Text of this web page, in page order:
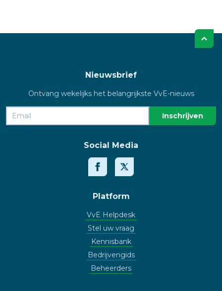
Nieuwsbrief
Ontvang wekelijks het belangrijkste VvE-nieuws
Social Media
Platform
VvE Helpdesk
Stel uw vraag
Kennisbank
Bedrijvengids
Beheerders